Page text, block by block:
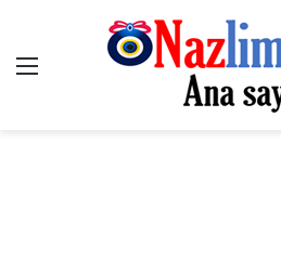
Menü